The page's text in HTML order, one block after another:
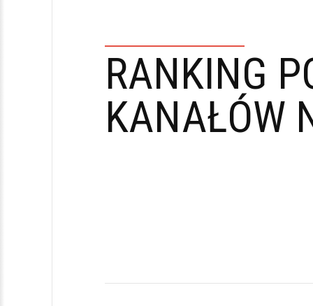
RANKING
KANAŁÓW